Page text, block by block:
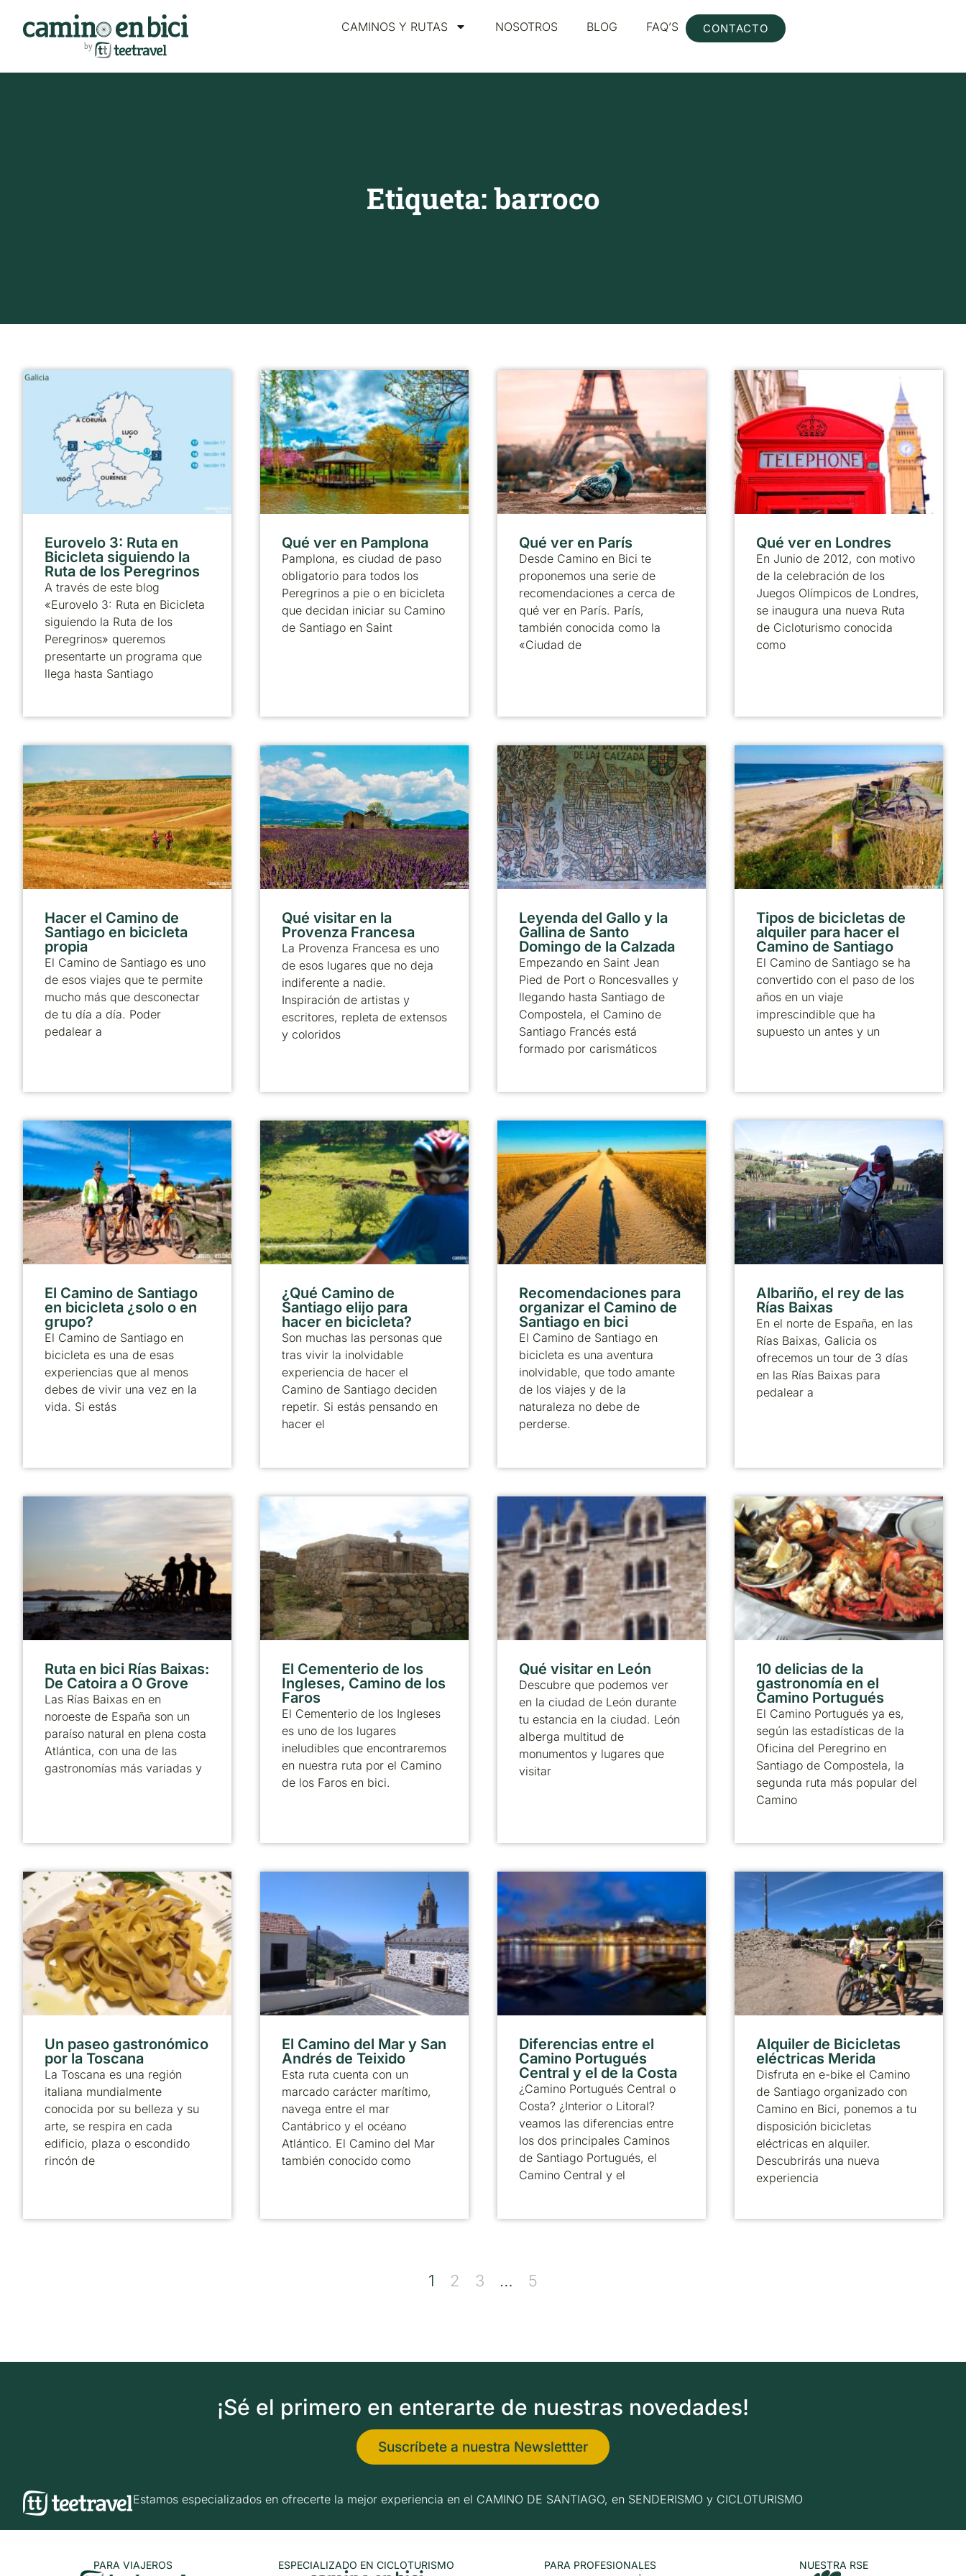
CAMINOS Y RUTAS NOSOTROS BLOG FAQ’S CONTACTO
Etiqueta: barroco
Eurovelo 3: Ruta en
Bicicleta siguiendo la
Ruta de los Peregrinos
A través de este blog
«Eurovelo 3: Ruta en Bicicleta
siguiendo la Ruta de los
Peregrinos» queremos
presentarte un programa que
llega hasta Santiago
Qué ver en Pamplona
Pamplona, es ciudad de paso
obligatorio para todos los
Peregrinos a pie o en bicicleta
que decidan iniciar su Camino
de Santiago en Saint
Qué ver en París
Desde Camino en Bici te
proponemos una serie de
recomendaciones a cerca de
qué ver en París. París,
también conocida como la
«Ciudad de
Qué ver en Londres
En Junio de 2012, con motivo
de la celebración de los
Juegos Olímpicos de Londres,
se inaugura una nueva Ruta
de Cicloturismo conocida
como
Hacer el Camino de
Santiago en bicicleta
propia
El Camino de Santiago es uno
de esos viajes que te permite
mucho más que desconectar
de tu día a día. Poder
pedalear a
Qué visitar en la
Provenza Francesa
La Provenza Francesa es uno
de esos lugares que no deja
indiferente a nadie.
Inspiración de artistas y
escritores, repleta de extensos
y coloridos
Leyenda del Gallo y la
Gallina de Santo
Domingo de la Calzada
Empezando en Saint Jean
Pied de Port o Roncesvalles y
llegando hasta Santiago de
Compostela, el Camino de
Santiago Francés está
formado por carismáticos
Tipos de bicicletas de
alquiler para hacer el
Camino de Santiago
El Camino de Santiago se ha
convertido con el paso de los
años en un viaje
imprescindible que ha
supuesto un antes y un
El Camino de Santiago
en bicicleta ¿solo o en
grupo?
El Camino de Santiago en
bicicleta es una de esas
experiencias que al menos
debes de vivir una vez en la
vida. Si estás
¿Qué Camino de
Santiago elijo para
hacer en bicicleta?
Son muchas las personas que
tras vivir la inolvidable
experiencia de hacer el
Camino de Santiago deciden
repetir. Si estás pensando en
hacer el
Recomendaciones para
organizar el Camino de
Santiago en bici
El Camino de Santiago en
bicicleta es una aventura
inolvidable, que todo amante
de los viajes y de la
naturaleza no debe de
perderse.
Albariño, el rey de las
Rías Baixas
En el norte de España, en las
Rías Baixas, Galicia os
ofrecemos un tour de 3 días
en las Rías Baixas para
pedalear a
Ruta en bici Rías Baixas:
De Catoira a O Grove
Las Rías Baixas en en
noroeste de España son un
paraíso natural en plena costa
Atlántica, con una de las
gastronomías más variadas y
El Cementerio de los
Ingleses, Camino de los
Faros
El Cementerio de los Ingleses
es uno de los lugares
ineludibles que encontraremos
en nuestra ruta por el Camino
de los Faros en bici.
Qué visitar en León
Descubre que podemos ver
en la ciudad de León durante
tu estancia en la ciudad. León
alberga multitud de
monumentos y lugares que
visitar
10 delicias de la
gastronomía en el
Camino Portugués
El Camino Portugués ya es,
según las estadísticas de la
Oficina del Peregrino en
Santiago de Compostela, la
segunda ruta más popular del
Camino
Un paseo gastronómico
por la Toscana
La Toscana es una región
italiana mundialmente
conocida por su belleza y su
arte, se respira en cada
edificio, plaza o escondido
rincón de
El Camino del Mar y San
Andrés de Teixido
Esta ruta cuenta con un
marcado carácter marítimo,
navega entre el mar
Cantábrico y el océano
Atlántico. El Camino del Mar
también conocido como
Diferencias entre el
Camino Portugués
Central y el de la Costa
¿Camino Portugués Central o
Costa? ¿Interior o Litoral?
veamos las diferencias entre
los dos principales Caminos
de Santiago Portugués, el
Camino Central y el
Alquiler de Bicicletas
eléctricas Merida
Disfruta en e-bike el Camino
de Santiago organizado con
Camino en Bici, ponemos a tu
disposición bicicletas
eléctricas en alquiler.
Descubrirás una nueva
experiencia
1 2 3 … 5
¡Sé el primero en enterarte de nuestras novedades!
Suscríbete a nuestra Newslettter
Estamos especializados en ofrecerte la mejor experiencia en el CAMINO DE SANTIAGO, en SENDERISMO y CICLOTURISMO
PARA VIAJEROS ESPECIALIZADO EN CICLOTURISMO PARA PROFESIONALES NUESTRA RSE